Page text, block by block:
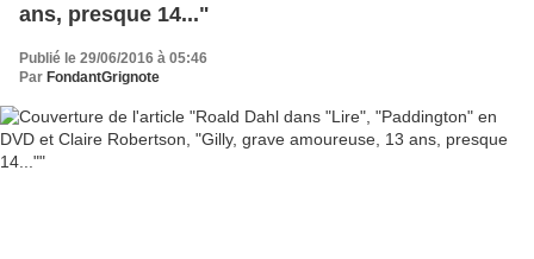
ans, presque 14..."
Publié le 29/06/2016 à 05:46
Par FondantGrignote